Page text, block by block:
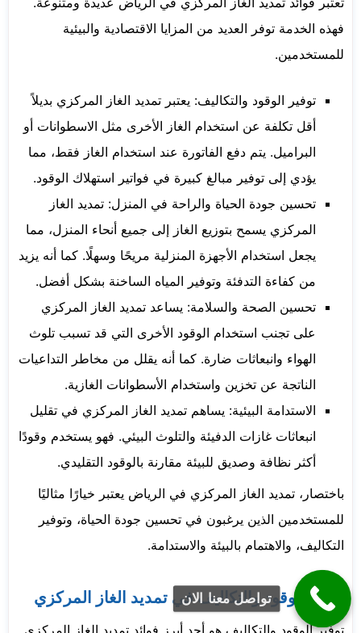
فهذه الخدمة توفر العديد من المزايا الاقتصادية والبيئية
للمستخدمين.
توفير الوقود والتكاليف: يعتبر تمديد الغاز المركزي بديلاً
أقل تكلفة عن استخدام الغاز الأخرى مثل الاسطوانات أو
البراميل. يتم دفع الفاتورة عند استخدام الغاز فقط، مما
يؤدي إلى توفير مبالغ كبيرة في فواتير استهلاك الوقود.
تحسين جودة الحياة والراحة في المنزل: تمديد الغاز
المركزي يسمح بتوزيع الغاز إلى جميع أنحاء المنزل، مما
يجعل استخدام الأجهزة المنزلية مريحًا وسهلًا. كما أنه يزيد
من كفاءة التدفئة وتوفير المياه الساخنة بشكل أفضل.
تحسين الصحة والسلامة: يساعد تمديد الغاز المركزي
على تجنب استخدام الوقود الأخرى التي قد تسبب تلوث
الهواء وانبعاثات ضارة. كما أنه يقلل من مخاطر التداعيات
الناتجة عن تخزين واستخدام الأسطوانات الغازية.
الاستدامة البيئية: يساهم تمديد الغاز المركزي في تقليل
انبعاثات غازات الدفيئة والتلوث البيئي. فهو يستخدم وقودًا
أكثر نظافة وصديق للبيئة مقارنة بالوقود التقليدي.
باختصار، تمديد الغاز المركزي في الرياض يعتبر خيارًا مثاليًا
للمستخدمين الذين يرغبون في تحسين جودة الحياة، وتوفير
التكاليف، والاهتمام بالبيئة والاستدامة.
توفير الوقود والتكاليف في تمديد الغاز المركزي
تواصل معنا الان